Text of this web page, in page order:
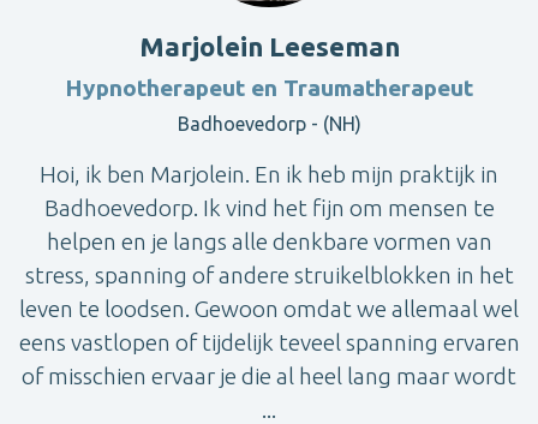
Marjolein Leeseman
Hypnotherapeut en Traumatherapeut
Badhoevedorp - (NH)
Hoi, ik ben Marjolein. En ik heb mijn praktijk in
Badhoevedorp. Ik vind het fijn om mensen te
helpen en je langs alle denkbare vormen van
stress, spanning of andere struikelblokken in het
leven te loodsen. Gewoon omdat we allemaal wel
eens vastlopen of tijdelijk teveel spanning ervaren
of misschien ervaar je die al heel lang maar wordt
...